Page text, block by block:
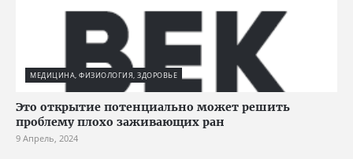
МЕДИЦИНА, ФИЗИОЛОГИЯ, ЗДОРОВЬЕ
Это открытие потенциально может решить
проблему плохо заживающих ран
9 Апрель, 2024